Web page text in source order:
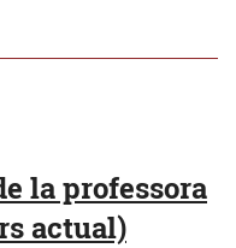
la professora
actual)